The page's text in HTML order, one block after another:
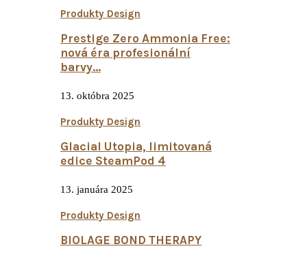
Produkty Design
Prestige Zero Ammonia Free:
nová éra profesionální
barvy...
13. októbra 2025
Produkty Design
Glacial Utopia, limitovaná
edice SteamPod 4
13. januára 2025
Produkty Design
BIOLAGE BOND THERAPY